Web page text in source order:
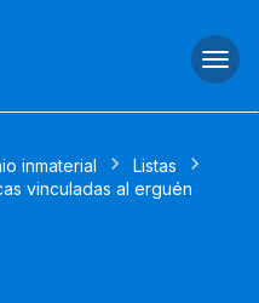
inmaterial
Listas
vinculadas al erguén